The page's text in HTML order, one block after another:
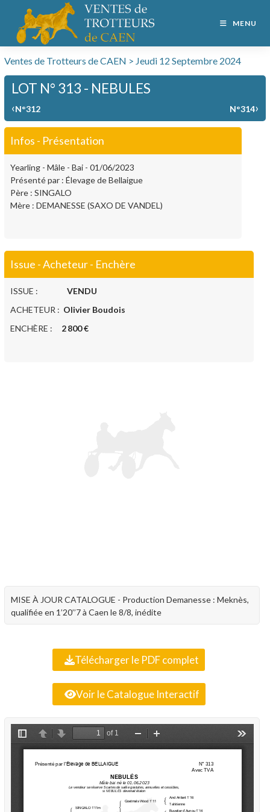
MENU
Ventes de Trotteurs de CAEN > Jeudi 12 Septembre 2024
LOT N° 313 - NEBULES
‹N°312 N°314›
Infos - Présentation
Yearling - Mâle - Bai - 01/06/2023
Présenté par : Élevage de Bellaigue
Père : SINGALO
Mère : DEMANESSE (SAXO DE VANDEL)
Issue - Acheteur - Enchère
ISSUE : VENDU
ACHETEUR : Olivier Boudois
ENCHÈRE : 2 800 €
MISE À JOUR CATALOGUE - Production Demanesse : Meknès,
qualifiée en 1’20’’7 à Caen le 8/8, inédite
Télécharger le PDF complet
Voir le Catalogue Interactif